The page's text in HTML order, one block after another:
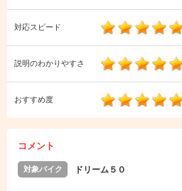
対応スピード
説明のわかりやすさ
おすすめ度
コメント
対象バイク ドリーム５０